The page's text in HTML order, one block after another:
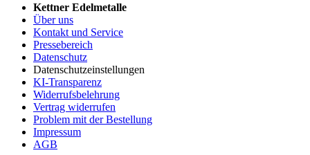
Kettner Edelmetalle
Über uns
Kontakt und Service
Pressebereich
Datenschutz
Datenschutzeinstellungen
KI-Transparenz
Widerrufsbelehrung
Vertrag widerrufen
Problem mit der Bestellung
Impressum
AGB